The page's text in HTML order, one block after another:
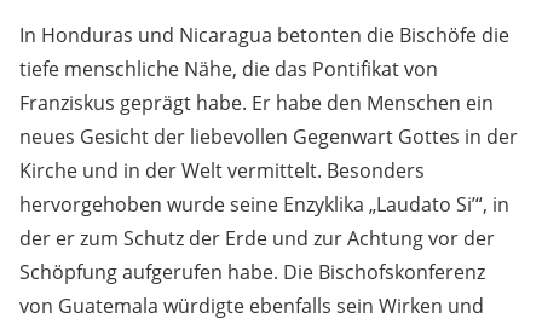
In Honduras und Nicaragua betonten die Bischöfe die
tiefe menschliche Nähe, die das Pontifikat von
Franziskus geprägt habe. Er habe den Menschen ein
neues Gesicht der liebevollen Gegenwart Gottes in der
Kirche und in der Welt vermittelt. Besonders
hervorgehoben wurde seine Enzyklika „Laudato Si’“, in
der er zum Schutz der Erde und zur Achtung vor der
Schöpfung aufgerufen habe. Die Bischofskonferenz
von Guatemala würdigte ebenfalls sein Wirken und